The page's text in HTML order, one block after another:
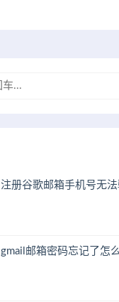
注册谷歌邮箱手机号无
gmail邮箱密码忘记了怎